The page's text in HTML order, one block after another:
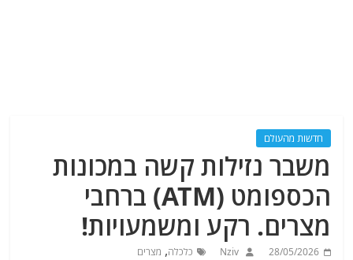
חדשות מהעולם
משבר נזילות קשה במכונות
הכספומט (ATM) ברחבי
מצרים. רקע ומשמעויות!
28/05/2026
Nziv כלכלה, מצרים